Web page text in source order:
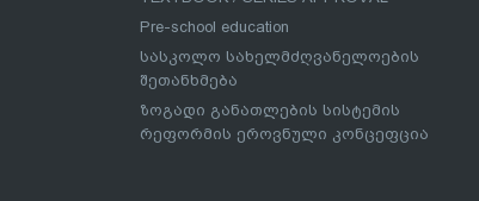
Pre-school education
სასკოლო სახელმძღვანელოების
შეთანხმება
ზოგადი განათლების სისტემის
რეფორმის ეროვნული კონცეფცია